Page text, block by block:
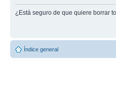
¿Está seguro de que quiere borrar
Índice general